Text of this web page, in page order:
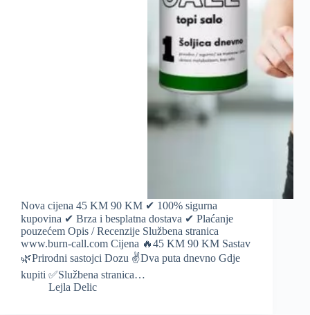
Nova cijena 45 KM 90 KM ✔ 100% sigurna
kupovina ✔ Brza i besplatna dostava ✔ Plaćanje
pouzećem Opis / Recenzije Službena stranica
www.burn-call.com Cijena 🔥45 KM 90 KM Sastav
🌿Prirodni sastojci Dozu ✌️Dva puta dnevno Gdje
kupiti ✅Službena stranica…
Lejla Delic